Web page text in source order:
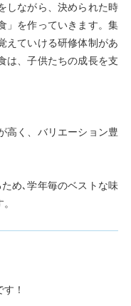
しながら、決められた時
」を作っていきます。集
えていける研修体制があ
は、子供たちの成長を支
高く、バリエーション豊
め､学年毎のベストな味
！